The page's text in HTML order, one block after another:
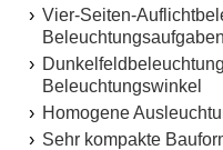
Vier-Seiten-
Beleuchtungsaufgaben
Beleuchtungswinkel
Homogene
Sehr kompakte